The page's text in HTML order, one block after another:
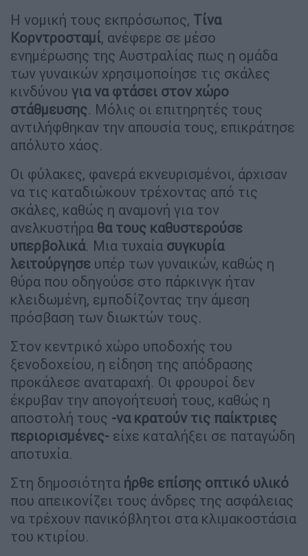
Η νομική τους εκπρόσωπος, Τίνα
Κορντροσταμί, ανέφερε σε μέσο
ενημέρωσης της Αυστραλίας πως η ομάδα
των γυναικών χρησιμοποίησε τις σκάλες
κινδύνου για να φτάσει στον χώρο
στάθμευσης. Μόλις οι επιτηρητές τους
αντιλήφθηκαν την απουσία τους, επικράτησε
απόλυτο χάος.
Οι φύλακες, φανερά εκνευρισμένοι, άρχισαν
να τις καταδιώκουν τρέχοντας από τις
σκάλες, καθώς η αναμονή για τον
ανελκυστήρα θα τους καθυστερούσε
υπερβολικά. Μια τυχαία συγκυρία
λειτούργησε υπέρ των γυναικών, καθώς η
θύρα που οδηγούσε στο πάρκινγκ ήταν
κλειδωμένη, εμποδίζοντας την άμεση
πρόσβαση των διωκτών τους.
Στον κεντρικό χώρο υποδοχής του
ξενοδοχείου, η είδηση της απόδρασης
προκάλεσε αναταραχή. Οι φρουροί δεν
έκρυβαν την απογοήτευσή τους, καθώς η
αποστολή τους -να κρατούν τις παίκτριες
περιορισμένες- είχε καταλήξει σε παταγώδη
αποτυχία.
Στη δημοσιότητα ήρθε επίσης οπτικό υλικό
που απεικονίζει τους άνδρες της ασφάλειας
να τρέχουν πανικόβλητοι στα κλιμακοστάσια
του κτιρίου.